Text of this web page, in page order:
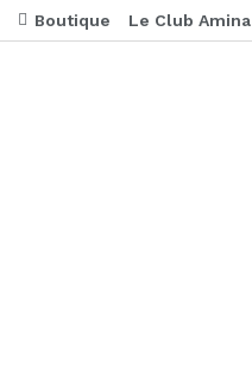
Boutique Le Club Amina